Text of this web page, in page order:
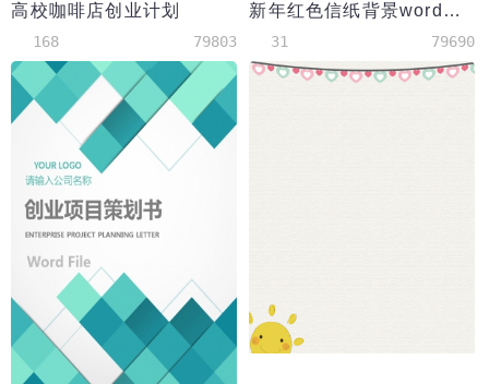
高校咖啡店创业计划
168 79803
新年红色信纸背景word模板
31 79690